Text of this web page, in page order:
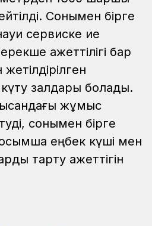
Сонымен бірге
сервиске ие
қажеттілігі бар
залдары болады.
жұмыс
сонымен бірге
еңбек күші мен
тарту қажеттігін